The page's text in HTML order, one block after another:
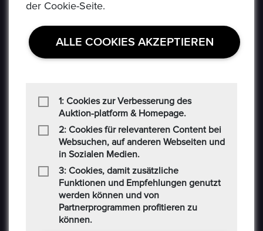
Cookie
CONTACT US
Auf der Hatterwiese 8, 63322 Rödermark
+49 6074 486 6351
+49 6074 486 6352
epoxa@epoxa.de
https://www.epoxa.de
der Cookie-Seite.
ALLE COOKIES AKZEPTIEREN
1: Cookies zur Verbesserung des
Auktion-platform & Homepage.
2: Cookies für relevanteren Content bei
Websuchen, auf anderen Webseiten und
in Sozialen Medien.
3: Cookies, damit zusätzliche
Funktionen und Empfehlungen genutzt
werden können und von
Partnerprogrammen profitieren zu
können.